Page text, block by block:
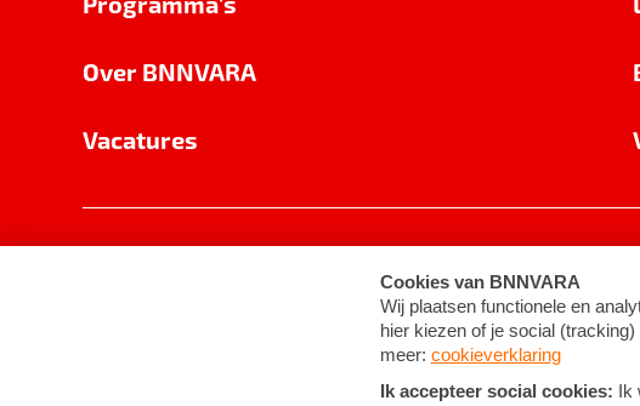
Over BNNVARA
Vacatures
Cookie-instellingen Algemene